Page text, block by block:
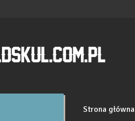
Strona główna